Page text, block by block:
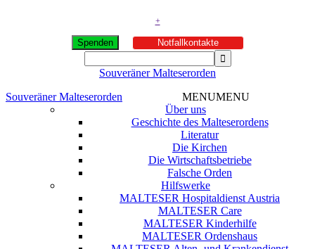
+
Spenden Notfallkontakte
Souveräner Malteserorden
Souveräner Malteserorden
MENUMENU
Über uns
Geschichte des Malteserordens
Literatur
Die Kirchen
Die Wirtschaftsbetriebe
Falsche Orden
Hilfswerke
MALTESER Hospitaldienst Austria
MALTESER Care
MALTESER Kinderhilfe
MALTESER Ordenshaus